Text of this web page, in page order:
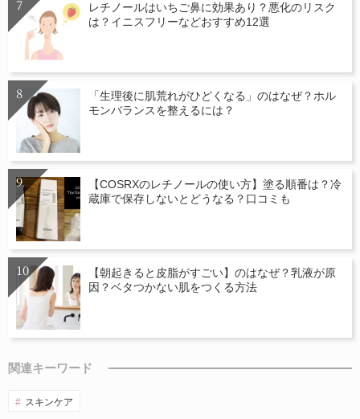
レチノールはいちご鼻に効果あり？悪化のリスク
は？イニスフリーなどおすすめ12選
「生理後に肌荒れがひどくなる」のはなぜ？ホル
モンバランスを整えるには？
【COSRXのレチノールの使い方】塗る順番は？冷
蔵庫で保存しないとどうなる？口コミも
【朝起きると皮脂がすごい】のはなぜ？乳液が原
因？ベタつかない肌をつくる方法
関連キーワード
スキンケア